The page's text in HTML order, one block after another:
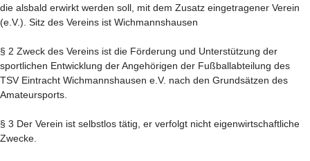
die alsbald erwirkt werden soll, mit dem Zusatz eingetragener Verein
(e.V.). Sitz des Vereins ist Wichmannshausen
§ 2 Zweck des Vereins ist die Förderung und Unterstützung der
sportlichen Entwicklung der Angehörigen der Fußballabteilung des
TSV Eintracht Wichmannshausen e.V. nach den Grundsätzen des
Amateursports.
§ 3 Der Verein ist selbstlos tätig, er verfolgt nicht eigenwirtschaftliche
Zwecke.